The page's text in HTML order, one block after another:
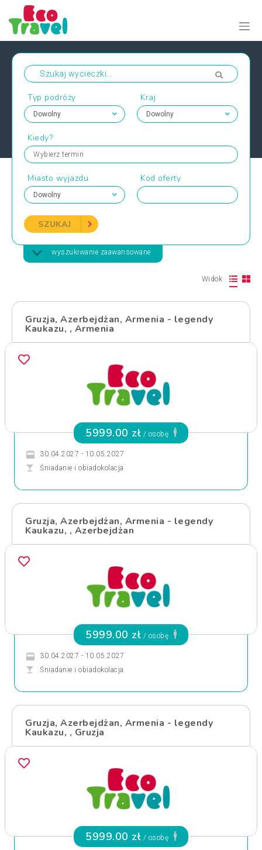
Typ podróży Kraj
Kiedy?
Wybierz termin
Miasto wyjazdu Kod oferty
SZUKAJ
wyszukiwanie zaawansowane
Widok
Gruzja, Azerbejdżan, Armenia - legendy
Kaukazu, , Armenia
5999.00 zł / osobę
30.04.2027 - 10.05.2027
Śniadanie i obiadokolacja
Gruzja, Azerbejdżan, Armenia - legendy
Kaukazu, , Azerbejdżan
5999.00 zł / osobę
30.04.2027 - 10.05.2027
Śniadanie i obiadokolacja
Gruzja, Azerbejdżan, Armenia - legendy
Kaukazu, , Gruzja
5999.00 zł / osobę